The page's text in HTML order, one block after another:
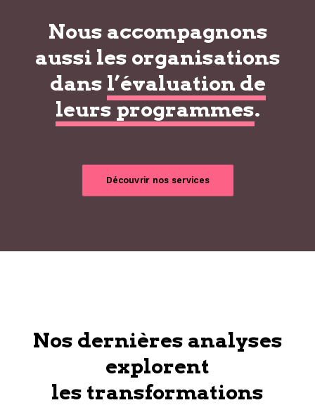
Nous accompagnons
aussi les organisations
dans l’évaluation de
leurs programmes.
Découvrir nos services
Nos dernières analyses
explorent
les transformations